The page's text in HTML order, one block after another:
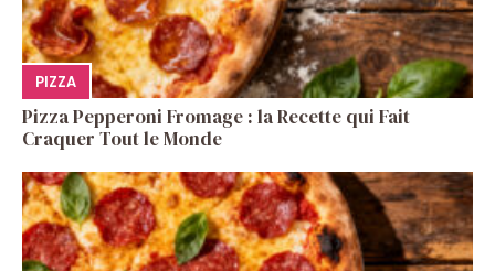
PIZZA
Pizza Pepperoni Fromage : la Recette qui Fait
Craquer Tout le Monde